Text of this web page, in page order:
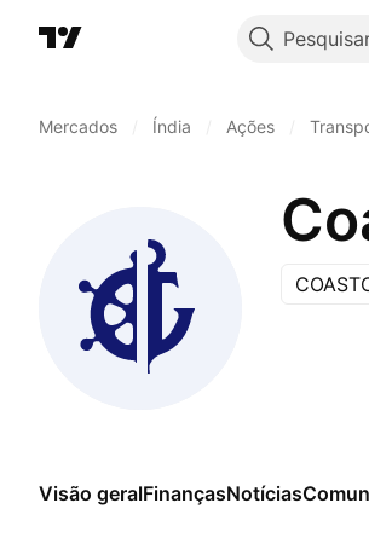
Mercados Índia Ações
Visão geralFinançasNotícias